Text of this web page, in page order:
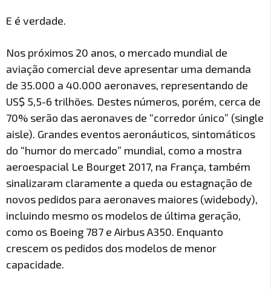
E é verdade.
Nos próximos 20 anos, o mercado mundial de
aviação comercial deve apresentar uma demanda
de 35.000 a 40.000 aeronaves, representando de
US$ 5,5-6 trilhões. Destes números, porém, cerca de
70% serão das aeronaves de “corredor único” (single
aisle). Grandes eventos aeronáuticos, sintomáticos
do “humor do mercado” mundial, como a mostra
aeroespacial Le Bourget 2017, na França, também
sinalizaram claramente a queda ou estagnação de
novos pedidos para aeronaves maiores (widebody),
incluindo mesmo os modelos de última geração,
como os Boeing 787 e Airbus A350. Enquanto
crescem os pedidos dos modelos de menor
capacidade.